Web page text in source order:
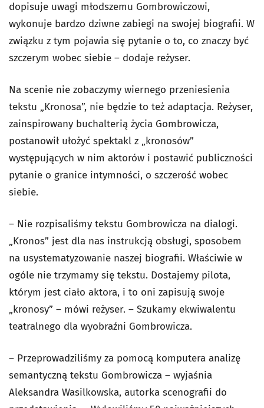
dopisuje uwagi młodszemu Gombrowiczowi,
wykonuje bardzo dziwne zabiegi na swojej biografii. W
związku z tym pojawia się pytanie o to, co znaczy być
szczerym wobec siebie – dodaje reżyser.
Na scenie nie zobaczymy wiernego przeniesienia
tekstu „Kronosa”, nie będzie to też adaptacja. Reżyser,
zainspirowany buchalterią życia Gombrowicza,
postanowił ułożyć spektakl z „kronosów”
występujących w nim aktorów i postawić publiczności
pytanie o granice intymności, o szczerość wobec
siebie.
– Nie rozpisaliśmy tekstu Gombrowicza na dialogi.
„Kronos” jest dla nas instrukcją obsługi, sposobem
na usystematyzowanie naszej biografii. Właściwie w
ogóle nie trzymamy się tekstu. Dostajemy pilota,
którym jest ciało aktora, i to oni zapisują swoje
„kronosy” – mówi reżyser. – Szukamy ekwiwalentu
teatralnego dla wyobraźni Gombrowicza.
– Przeprowadziliśmy za pomocą komputera analizę
semantyczną tekstu Gombrowicza – wyjaśnia
Aleksandra Wasilkowska, autorka scenografii do